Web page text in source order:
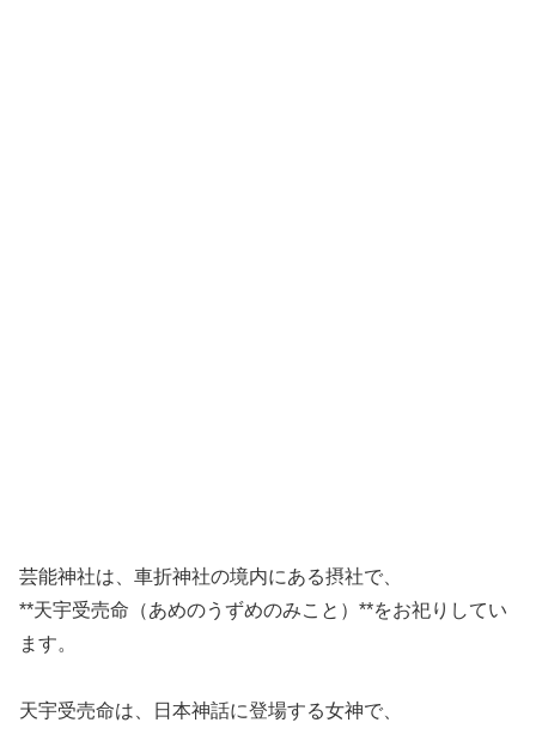
芸能神社は、車折神社の境内にある摂社で、
**天宇受売命（あめのうずめのみこと）**をお祀りしてい
ます。
天宇受売命は、日本神話に登場する女神で、